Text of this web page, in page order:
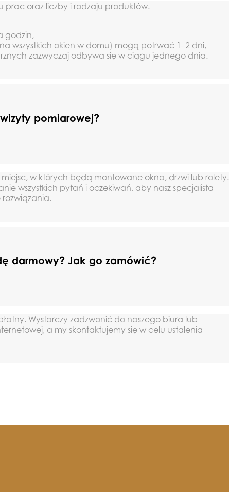
Akcesoria
Klamki
prac oraz liczby i rodzaju produktów.
godzin,
wszystkich okien w domu) mogą potrwać 1–2 dni,
zazwyczaj odbywa się w ciągu jednego dnia.
pomiarowej?
w których będą montowane okna, drzwi lub rolety.
wszystkich pytań i oczekiwań, aby nasz specjalista
rozwiązania.
darmowy? Jak go zamówić?
Wystarczy zadzwonić do naszego biura lub
a my skontaktujemy się w celu ustalenia